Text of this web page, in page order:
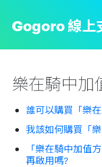
Gogoro 線上
樂在騎中加
誰可以購買「樂
我該如何購買「
「樂在騎中加值
再啟用嗎?